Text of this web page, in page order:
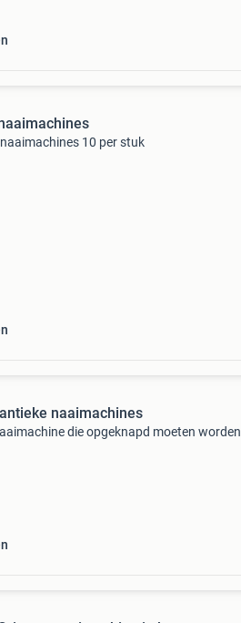
10 per stuk
naaimachines
die opgeknapd moeten worden